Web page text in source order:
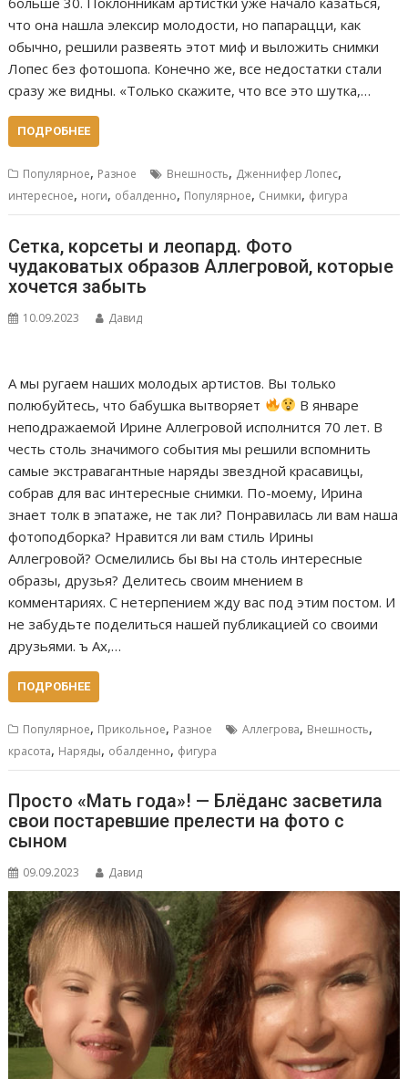
что она нашла элексир молодости, но папарацци, как
обычно, решили развеять этот миф и выложить снимки
Лопес без фотошопа. Конечно же, все недостатки стали
сразу же видны. «Только скажите, что все это шутка,…
ПОДРОБНЕЕ
Популярное, Разное Внешность, Дженнифер Лопес,
интересное, ноги, обалденно, Популярное, Снимки, фигура
Сетка, корсеты и леопард. Фото
чудаковатых образов Аллегровой, которые
хочется забыть
10.09.2023 Давид
А мы ругаем наших молодых артистов. Вы только
полюбуйтесь, что бабушка вытворяет
В январе
неподражаемой Ирине Аллегровой исполнится 70 лет. В
честь столь значимого события мы решили вспомнить
самые экстравагантные наряды звездной красавицы,
собрав для вас интересные снимки. По-моему, Ирина
знает толк в эпатаже, не так ли? Понравилась ли вам наша
фотоподборка? Нравится ли вам стиль Ирины
Аллегровой? Осмелились бы вы на столь интересные
образы, друзья? Делитесь своим мнением в
комментариях. С нетерпением жду вас под этим постом. И
не забудьте поделиться нашей публикацией со своими
друзьями. ъ Ах,…
ПОДРОБНЕЕ
Популярное, Прикольное, Разное Аллегрова, Внешность,
красота, Наряды, обалденно, фигура
Просто «Мать года»! — Блёданс засветила
свои постаревшие прелести на фото с
сыном
09.09.2023 Давид